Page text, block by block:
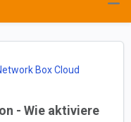
Box Cloud
- Wie aktiviere